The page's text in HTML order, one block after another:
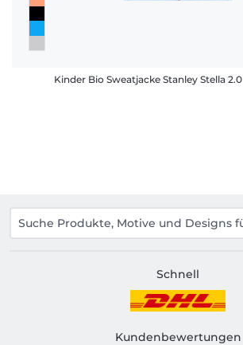
Kinder Bio Sweatjacke Stanley Stella 2.0
Schnell
Kundenbewertungen